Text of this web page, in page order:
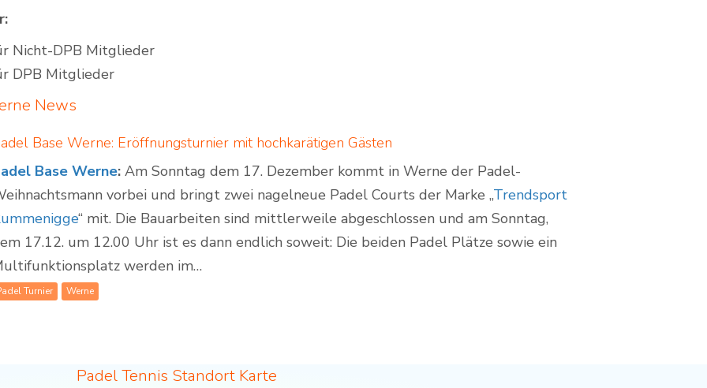
Nicht-DPB Mitglieder
DPB Mitglieder
News
Base Werne: Eröffnungsturnier mit hochkarätigen Gästen
Base Werne:Am Sonntag dem 17. Dezember kommt in Werne der Padel-
vorbei und bringt zwei nagelneue Padel Courts der Marke „Trendsport
“ mit. Die Bauarbeiten sind mittlerweile abgeschlossen und am Sonntag,
17.12. um 12.00 Uhr ist es dann endlich soweit: Die beiden Padel Plätze sowie ein
werden im…
Turnier Werne
Padel Tennis Standort Karte